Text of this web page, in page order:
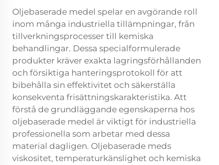
Oljebaserade medel spelar en avgörande roll
inom många industriella tillämpningar, från
tillverkningsprocesser till kemiska
behandlingar. Dessa specialformulerade
produkter kräver exakta lagringsförhållanden
och försiktiga hanteringsprotokoll för att
bibehålla sin effektivitet och säkerställa
konsekventa frisättningskarakteristika. Att
förstå de grundläggande egenskaperna hos
oljebaserade medel är viktigt för industriella
professionella som arbetar med dessa
material dagligen. Oljebaserade meds
viskositet, temperaturkänslighet och kemiska